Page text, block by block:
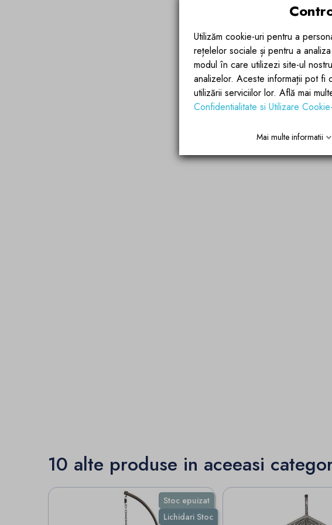
10 alte produse in aceeasi
Stoc epuizat
Lichidari Stoc
Utilizăm cookie-uri pentru a
rețelelor sociale și pentru a
modul în care utilizezi site-ul
analizelor. Aceste informații pot fi
utilizării serviciilor lor. Află mai
Confidentialitate si Utilizare
Mai multe informatii